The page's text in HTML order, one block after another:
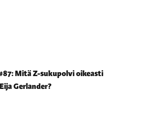
Mitä Z-sukupolvi oikeasti
Gerlander?